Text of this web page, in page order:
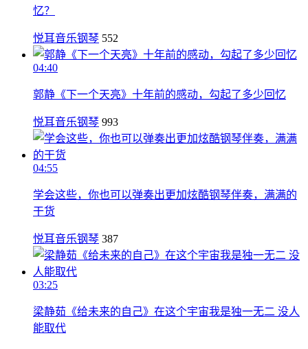
忆？
悦耳音乐钢琴 552
04:40
郭静《下一个天亮》十年前的感动，勾起了多少回忆
悦耳音乐钢琴 993
04:55
学会这些，你也可以弹奏出更加炫酷钢琴伴奏，满满的
干货
悦耳音乐钢琴 387
03:25
梁静茹《给未来的自己》在这个宇宙我是独一无二 没人
能取代